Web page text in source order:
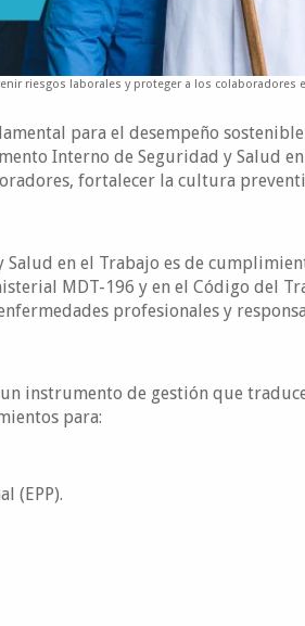
riesgos laborales y proteger a los colaboradores
para el desempeño
Interno de Seguridad y Salud
fortalecer la cultura
Salud en el Trabajo es de
MDT-196 y en el Código del
profesionales y
instrumento de gestión que
para:
(EPP).